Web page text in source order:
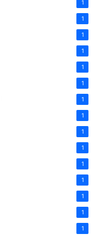
1
1
1
1
1
1
1
1
1
1
1
1
1
1
1